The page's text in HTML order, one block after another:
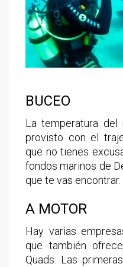
BUCEO
La temperatura
provisto con el
que no tienes
fondos marinos de
que te vas encontrar.
A MOTOR
Hay varias
que también
Quads. Las